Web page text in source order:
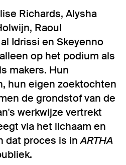
Richards, Alysha
Raoul
Idrissi en Skeyenno
op het podium als
makers. Hun
hun eigen zoektochten
de grondstof van de
werkwijze vertrekt
via het lichaam en
dat proces is inARTHA